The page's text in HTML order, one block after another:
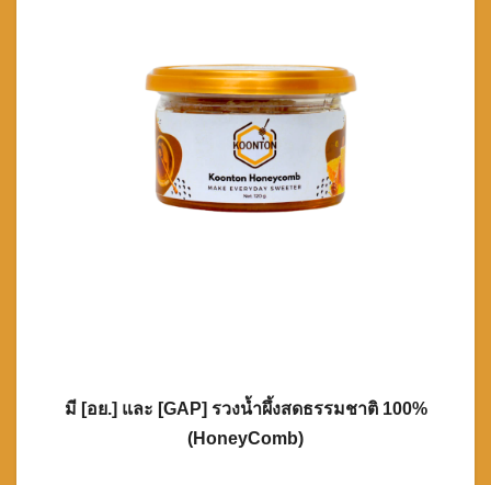
มี [อย.] และ [GAP] รวงน้ำผึ้งสดธรรมชาติ 100%
(HoneyComb)